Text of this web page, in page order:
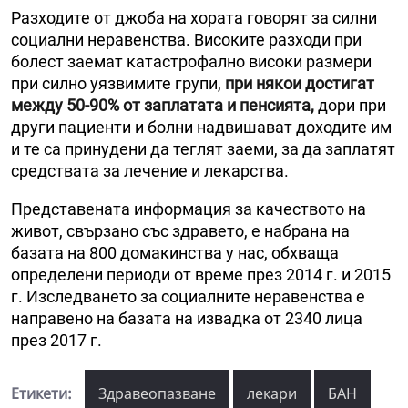
Разходите от джоба на хората говорят за силни
социални неравенства. Високите разходи при
болест заемат катастрофално високи размери
при силно уязвимите групи, при някои достигат
между 50-90% от заплатата и пенсията,дори при
други пациенти и болни надвишават доходите им
и те са принудени да теглят заеми, за да заплатят
средствата за лечение и лекарства.
Представената информация за качеството на
живот, свързано със здравето, е набрана на
базата на 800 домакинства у нас, обхваща
определени периоди от време през 2014 г. и 2015
г. Изследването за социалните неравенства е
направено на базата на извадка от 2340 лица
през 2017 г.
Етикети: Здравеопазване лекари БАН